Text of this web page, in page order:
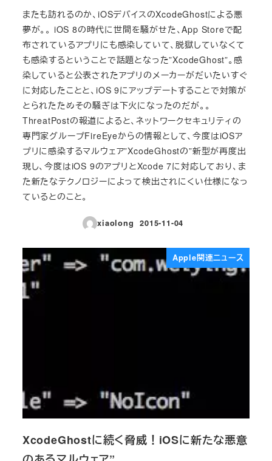
またも訪れるのか、iOSデバイスのXcodeGhostによる悪
夢が。。 iOS 8の時代に世間を騒がせた、App Storeで配
布されているアプリにも感染していて、脱獄していなくて
も感染するということで話題となった”XcodeGhost”。感
染していると公表されたアプリのメーカーがだいたいすぐ
に対応したことと、iOS 9にアップデートすることで対策が
とられたためその騒ぎは下火になったのだが。。
ThreatPostの報道によると、ネットワークセキュリティの
専門家グループFireEyeからの情報として、今度はiOSア
プリに感染するマルウェア”XcodeGhostの”新型が再度出
現し、今度はiOS 9のアプリとXcode 7に対応しており、ま
た新たなテクノロジーによって検出されにくい仕様になっ
ているとのこと。
xiaolong
投稿日
2015-11-04
Apple関連ニュース
XcodeGhostに続く脅威！iOSに新たな悪意